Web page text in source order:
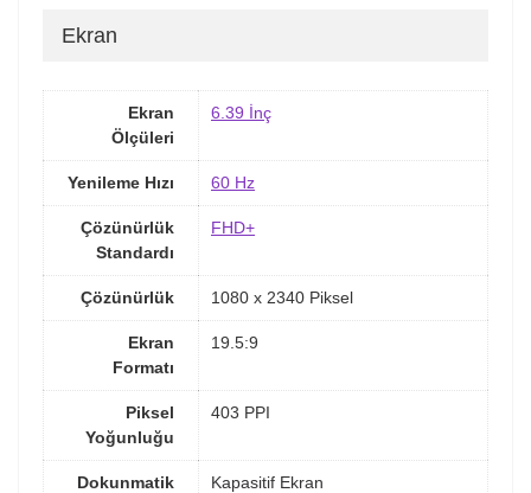
Ekran
Ekran
Ölçüleri
6.39 İnç
Yenileme Hızı 60 Hz
Çözünürlük
Standardı
FHD+
Çözünürlük 1080 x 2340 Piksel
Ekran
Formatı
19.5:9
Piksel
Yoğunluğu
403 PPI
Dokunmatik
Kapasitif Ekran